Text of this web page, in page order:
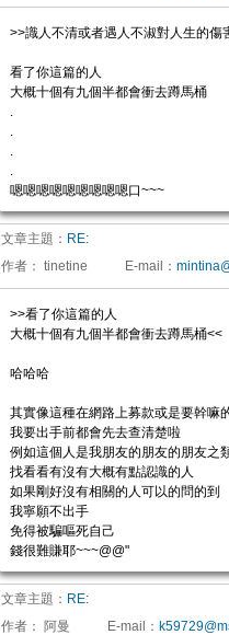
>>識人不清或者遇人不淑對人生的傷
看了你這篇的人
大概十個有九個半都會衝去蹲馬桶
.
.
.
.
嗯嗯嗯嗯嗯嗯嗯嗯嗯口~~~
文章主題： RE:
作者： tinetine E-mail ：
>>看了你這篇的人
大概十個有九個半都會衝去蹲馬桶<<
哈哈哈
其實像這種在網路上募款或是要幹嘛
我要出手前都會先去查清楚啦
例如這個人是我朋友的朋友的朋友之
找看看有沒有大概有點認識的人
如果剛好沒有相關的人可以的問的到
我寧願不出手
免得被騙嘔死自己
錢很難賺耶~~~@@"
文章主題： RE:
作者：
阿曼 E-mail ：